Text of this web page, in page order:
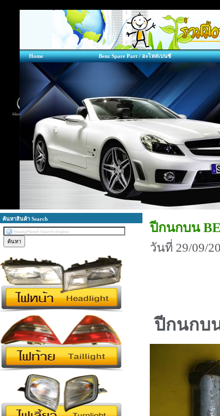
Home Benz Spare Part / อะไหล่เบนซ์
ค้นหาสินค้า Search
ปีกนกบน
วันที่ 29/09/
ปีกนกบ